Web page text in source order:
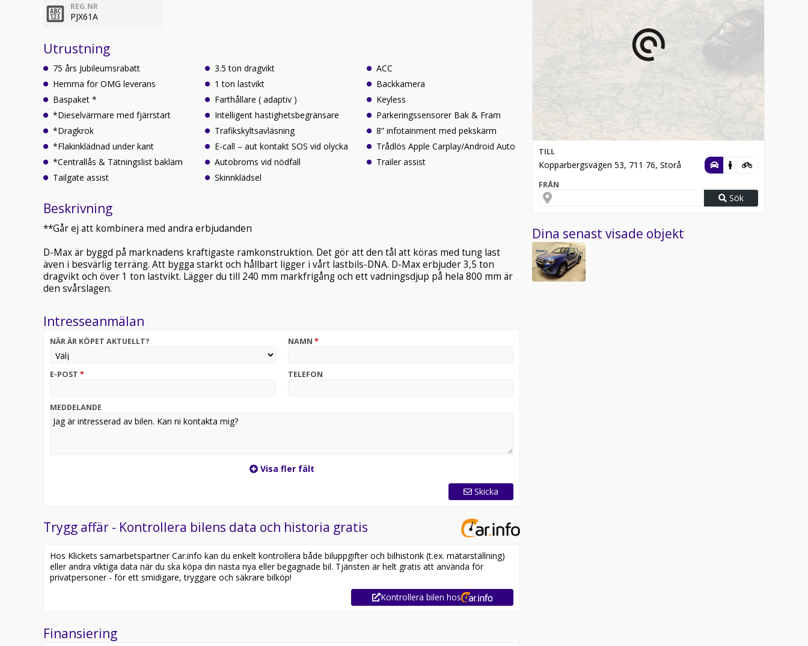
REG.NR
PJX61A
Utrustning
75 års Jubileumsrabatt
Hemma för OMG leverans
Baspaket *
*Dieselvärmare med fjärrstart
*Dragkrok
*Flakinklädnad under kant
*Centrallås & Tätningslist bakläm
Tailgate assist
3.5 ton dragvikt
1 ton lastvikt
Farthållare ( adaptiv )
Intelligent hastighetsbegränsare
Trafikskyltsavläsning
E-call – aut kontakt SOS vid olycka
Autobroms vid nödfall
Skinnklädsel
ACC
Backkamera
Keyless
Parkeringssensorer Bak & Fram
8” infotainment med pekskärm
Trådlös Apple Carplay/Android Auto
Trailer assist
Beskrivning
**Går ej att kombinera med andra erbjudanden
D-Max är byggd på marknadens kraftigaste ramkonstruktion. Det gör att den tål att köras med tung last
även i besvärlig terräng. Att bygga starkt och hållbart ligger i vårt lastbils-DNA. D-Max erbjuder 3,5 ton
dragvikt och över 1 ton lastvikt. Lägger du till 240 mm markfrigång och ett vadningsdjup på hela 800 mm är
den svårslagen.
Intresseanmälan
NÄR ÄR KÖPET AKTUELLT? NAMN *
E-POST * TELEFON
MEDDELANDE
Visa fler fält
Skicka
Trygg affär - Kontrollera bilens data och historia gratis
Hos Klickets samarbetspartner Car.info kan du enkelt kontrollera både biluppgifter och bilhistorik (t.ex. mätarställning)
eller andra viktiga data när du ska köpa din nästa nya eller begagnade bil. Tjänsten är helt gratis att använda för
privatpersoner - för ett smidigare, tryggare och säkrare bilköp!
Kontrollera bilen hos
Finansiering
TILL
Kopparbergsvägen 53, 711 76, Storå
FRÅN
Sök
Dina senast visade objekt